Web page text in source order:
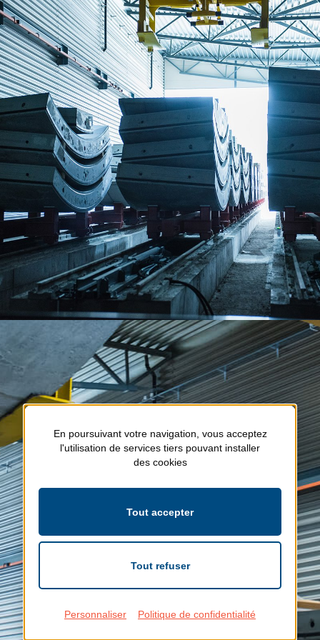
En poursuivant votre navigation, vous acceptez
l'utilisation de services tiers pouvant installer
des cookies
Tout accepter
Tout refuser
Personnaliser Politique de confidentialité